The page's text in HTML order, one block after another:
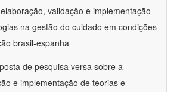
elaboração, validaçâo e implementação
na gestão do cuidado em condições
brasil-espanha
de pesquisa versa sobre a
e implementação de teorias e